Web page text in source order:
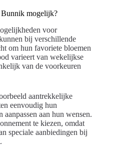
Bunnik mogelijk?
voor
bij verschillende
om hun favoriete bloemen
varieert van wekelijkse
van de voorkeuren
aantrekkelijke
eenvoudig hun
aan hun wensen.
te kiezen, omdat
speciale aanbiedingen bij